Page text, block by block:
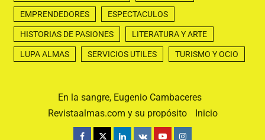
EMPRENDEDORES ESPECTACULOS
HISTORIAS DE PASIONES LITERATURA Y ARTE
LUPA ALMAS SERVICIOS UTILES TURISMO Y OCIO
En la sangre, Eugenio Cambaceres
Revistaalmas.com y su propósito
Inicio